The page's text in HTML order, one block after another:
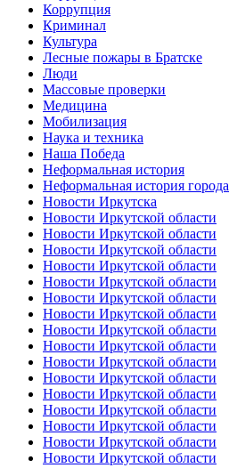
Коррупция
Криминал
Культура
Лесные пожары в Братске
Люди
Массовые проверки
Медицина
Мобилизация
Наука и техника
Наша Победа
Неформальная история
Неформальная история города
Новости Иркутска
Новости Иркутской области
Новости Иркутской области
Новости Иркутской области
Новости Иркутской области
Новости Иркутской области
Новости Иркутской области
Новости Иркутской области
Новости Иркутской области
Новости Иркутской области
Новости Иркутской области
Новости Иркутской области
Новости Иркутской области
Новости Иркутской области
Новости Иркутской области
Новости Иркутской области
Новости Иркутской области